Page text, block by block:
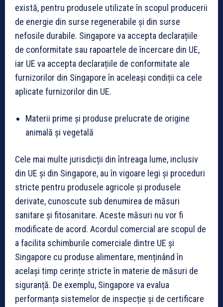
există, pentru produsele utilizate în scopul producerii
de energie din surse regenerabile și din surse
nefosile durabile. Singapore va accepta declarațiile
de conformitate sau rapoartele de încercare din UE,
iar UE va accepta declarațiile de conformitate ale
furnizorilor din Singapore în aceleași condiții ca cele
aplicate furnizorilor din UE.
Materii prime și produse prelucrate de origine
animală și vegetală
Cele mai multe jurisdicții din întreaga lume, inclusiv
din UE și din Singapore, au în vigoare legi și proceduri
stricte pentru produsele agricole și produsele
derivate, cunoscute sub denumirea de măsuri
sanitare și fitosanitare. Aceste măsuri nu vor fi
modificate de acord. Acordul comercial are scopul de
a facilita schimburile comerciale dintre UE și
Singapore cu produse alimentare, menținând în
același timp cerințe stricte în materie de măsuri de
siguranță. De exemplu, Singapore va evalua
performanța sistemelor de inspecție și de certificare